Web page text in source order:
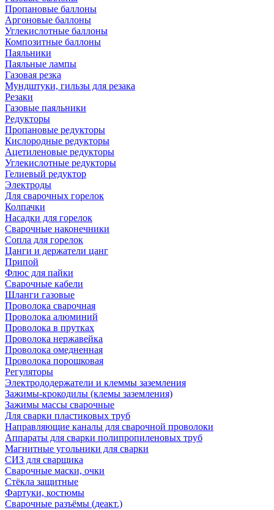
Пропановые баллоны
Аргоновые баллоны
Углекислотные баллоны
Композитные баллоны
Паяльники
Паяльные лампы
Газовая резка
Мундштуки, гильзы для резака
Резаки
Газовые паяльники
Редукторы
Пропановые редукторы
Кислородные редукторы
Ацетиленовые редукторы
Углекислотные редукторы
Гелиевый редуктор
Электроды
Для сварочных горелок
Колпачки
Насадки для горелок
Сварочные наконечники
Сопла для горелок
Цанги и держатели цанг
Припой
Флюс для пайки
Сварочные кабели
Шланги газовые
Проволока сварочная
Проволока алюминий
Проволока в прутках
Проволока нержавейка
Проволока омедненная
Проволока порошковая
Регуляторы
Электрододержатели и клеммы заземления
Зажимы-крокодилы (клемы заземления)
Зажимы массы сварочные
Для сварки пластиковых труб
Направляющие каналы для сварочной проволоки
Аппараты для сварки полипропиленовых труб
Магнитные угольники для сварки
СИЗ для сварщика
Сварочные маски, очки
Стёкла защитные
Фартуки, костюмы
Сварочные разъёмы (деакт.)